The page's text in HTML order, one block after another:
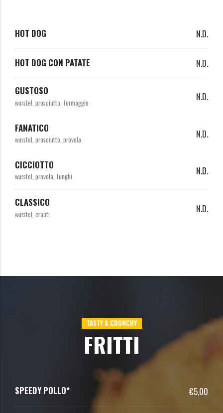
HOT DOG N.D.
HOT DOG CON PATATE N.D.
GUSTOSO
wurstel, prosciutto, formaggio N.D.
FANATICO
wurstel, prosciutto, provola N.D.
CICCIOTTO
wurstel, provola, funghi N.D.
CLASSICO
wurstel, crauti N.D.
TASTY & CRUNCHY
FRITTI
SPEEDY POLLO* €5,00